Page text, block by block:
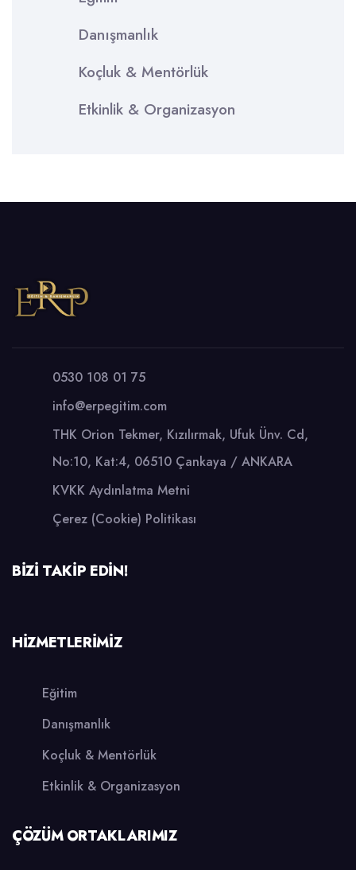
Danışmanlık
Koçluk & Mentörlük
Etkinlik & Organizasyon
0530 108 01 75
info@erpegitim.com
THK Orion Tekmer, Kızılırmak, Ufuk Ünv. Cd,
No:10, Kat:4, 06510 Çankaya / ANKARA
KVKK Aydınlatma Metni
Çerez (Cookie) Politikası
BİZİ TAKİP EDİN!
HİZMETLERİMİZ
Eğitim
Danışmanlık
Koçluk & Mentörlük
Etkinlik & Organizasyon
ÇÖZÜM ORTAKLARIMIZ